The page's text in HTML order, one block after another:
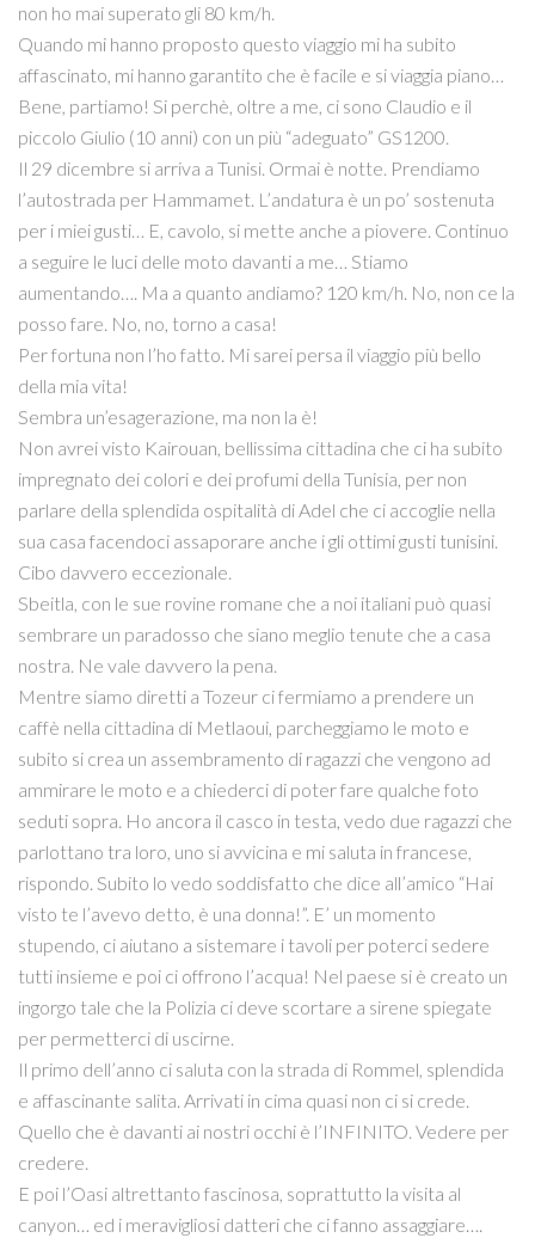
non ho mai superato gli 80 km/h.
Quando mi hanno proposto questo viaggio mi ha subito
affascinato, mi hanno garantito che è facile e si viaggia piano…
Bene, partiamo! Si perchè, oltre a me, ci sono Claudio e il
piccolo Giulio (10 anni) con un più “adeguato” GS1200.
Il 29 dicembre si arriva a Tunisi. Ormai è notte. Prendiamo
l’autostrada per Hammamet. L’andatura è un po’ sostenuta
per i miei gusti… E, cavolo, si mette anche a piovere. Continuo
a seguire le luci delle moto davanti a me… Stiamo
aumentando…. Ma a quanto andiamo? 120 km/h. No, non ce la
posso fare. No, no, torno a casa!
Per fortuna non l’ho fatto. Mi sarei persa il viaggio più bello
della mia vita!
Sembra un’esagerazione, ma non la è!
Non avrei visto Kairouan, bellissima cittadina che ci ha subito
impregnato dei colori e dei profumi della Tunisia, per non
parlare della splendida ospitalità di Adel che ci accoglie nella
sua casa facendoci assaporare anche i gli ottimi gusti tunisini.
Cibo davvero eccezionale.
Sbeitla, con le sue rovine romane che a noi italiani può quasi
sembrare un paradosso che siano meglio tenute che a casa
nostra. Ne vale davvero la pena.
Mentre siamo diretti a Tozeur ci fermiamo a prendere un
caffè nella cittadina di Metlaoui, parcheggiamo le moto e
subito si crea un assembramento di ragazzi che vengono ad
ammirare le moto e a chiederci di poter fare qualche foto
seduti sopra. Ho ancora il casco in testa, vedo due ragazzi che
parlottano tra loro, uno si avvicina e mi saluta in francese,
rispondo. Subito lo vedo soddisfatto che dice all’amico “Hai
visto te l’avevo detto, è una donna!”. E’ un momento
stupendo, ci aiutano a sistemare i tavoli per poterci sedere
tutti insieme e poi ci offrono l’acqua! Nel paese si è creato un
ingorgo tale che la Polizia ci deve scortare a sirene spiegate
per permetterci di uscirne.
Il primo dell’anno ci saluta con la strada di Rommel, splendida
e affascinante salita. Arrivati in cima quasi non ci si crede.
Quello che è davanti ai nostri occhi è l’INFINITO. Vedere per
credere.
E poi l’Oasi altrettanto fascinosa, soprattutto la visita al
canyon… ed i meravigliosi datteri che ci fanno assaggiare….